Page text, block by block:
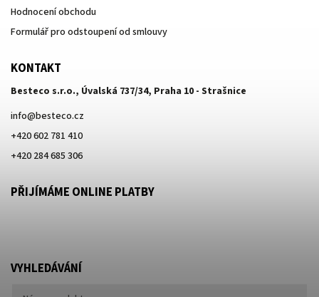
Hodnocení obchodu
Formulář pro odstoupení od smlouvy
KONTAKT
Besteco s.r.o., Úvalská 737/34, Praha 10 - Strašnice
info@besteco.cz
+420 602 781 410
+420 284 685 306
PŘIJÍMÁME ONLINE PLATBY
VYHLEDÁVÁNÍ